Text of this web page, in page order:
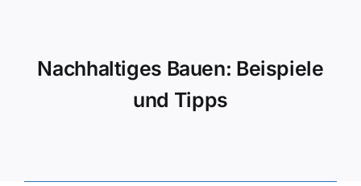
Nachhaltiges Bauen: Beispiele
und Tipps